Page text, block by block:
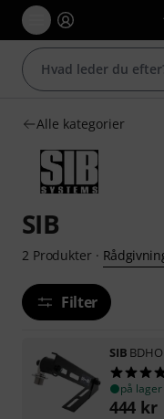
Alle kategorier
SIB
2 Produkter·
Filter
SIB
på lager
444 kr